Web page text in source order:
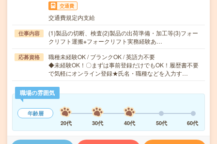
交通費
交通費規定内支給
仕事内容
(1)製品の切断、検査(2)製品の出荷準備・加工等(3)フォー
クリフト運搬※フォークリフト実務経験あ…
応募資格
職種未経験OK / ブランクOK / 英語力不要
◆未経験OK！〇まずは事前登録だけでもOK！履歴書不要
で気軽にオンライン登録★氏名・職種などを入力す…
職場の雰囲気
年齢層
20代
30代 40代 50代 60代